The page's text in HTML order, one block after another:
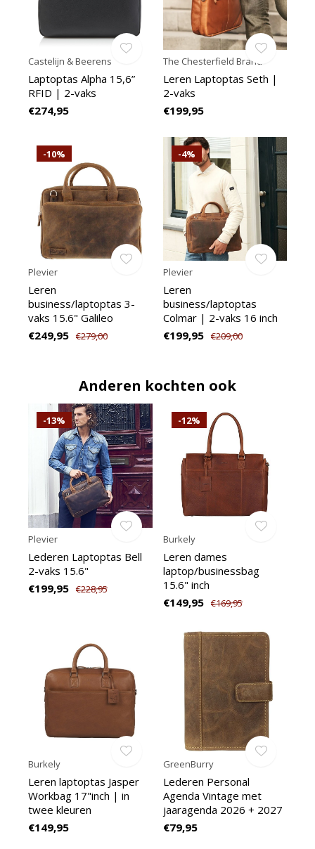
Castelijn & Beerens
Laptoptas Alpha 15,6”
RFID | 2-vaks
€274,95
The Chesterfield Brand
Leren Laptoptas Seth |
2-vaks
€199,95
-10%
Plevier
Leren
business/laptoptas 3-
vaks 15.6" Galileo
€249,95 €279,00
-4%
Plevier
Leren
business/laptoptas
Colmar | 2-vaks 16 inch
€199,95 €209,00
Anderen kochten ook
-13%
Plevier
Lederen Laptoptas Bell
2-vaks 15.6"
€199,95 €228,95
-12%
Burkely
Leren dames
laptop/businessbag
15.6" inch
€149,95 €169,95
Burkely
Leren laptoptas Jasper
Workbag 17"inch | in
twee kleuren
€149,95
GreenBurry
Lederen Personal
Agenda Vintage met
jaaragenda 2026 + 2027
€79,95